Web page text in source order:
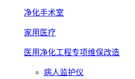
净化手术室
家用医疗
医用净化工程专项维保改造
病人监护仪